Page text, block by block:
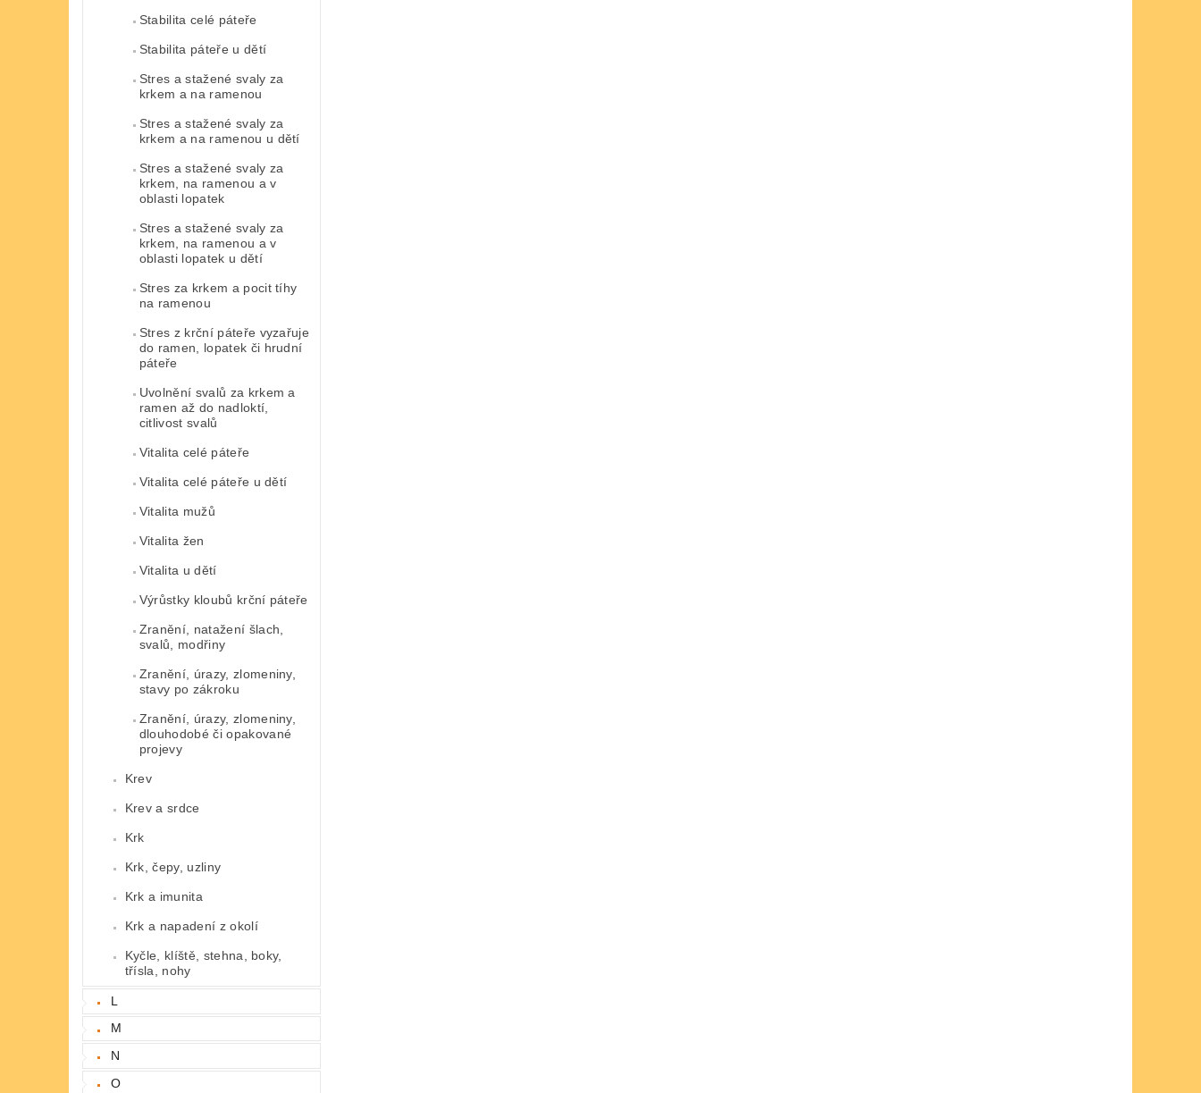
Stabilita celé páteře
Stabilita páteře u dětí
Stres a stažené svaly za
krkem a na ramenou
Stres a stažené svaly za
krkem a na ramenou u dětí
Stres a stažené svaly za
krkem, na ramenou a v
oblasti lopatek
Stres a stažené svaly za
krkem, na ramenou a v
oblasti lopatek u dětí
Stres za krkem a pocit tíhy
na ramenou
Stres z krční páteře vyzařuje
do ramen, lopatek či hrudní
páteře
Uvolnění svalů za krkem a
ramen až do nadloktí,
citlivost svalů
Vitalita celé páteře
Vitalita celé páteře u dětí
Vitalita mužů
Vitalita žen
Vitalita u dětí
Výrůstky kloubů krční páteře
Zranění, natažení šlach,
svalů, modřiny
Zranění, úrazy, zlomeniny,
stavy po zákroku
Zranění, úrazy, zlomeniny,
dlouhodobé či opakované
projevy
Krev
Krev a srdce
Krk
Krk, čepy, uzliny
Krk a imunita
Krk a napadení z okolí
Kyčle, klíště, stehna, boky,
třísla, nohy
L
M
N
O